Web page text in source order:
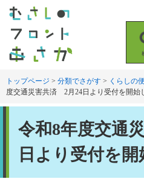
す
。
し
て
索
トップページ > 分類でさがす > くらしの
度交通災害共済 2月24日より受付を開始
令和8年度交通
日より受付を